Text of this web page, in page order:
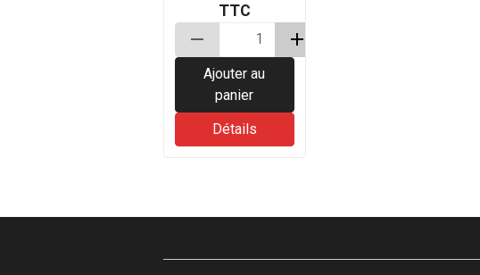
TTC
Ajouter au
panier
Détails